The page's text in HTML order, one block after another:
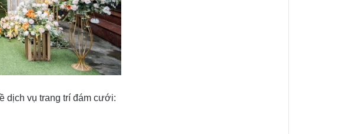
dịch vụ trang trí đám cưới: